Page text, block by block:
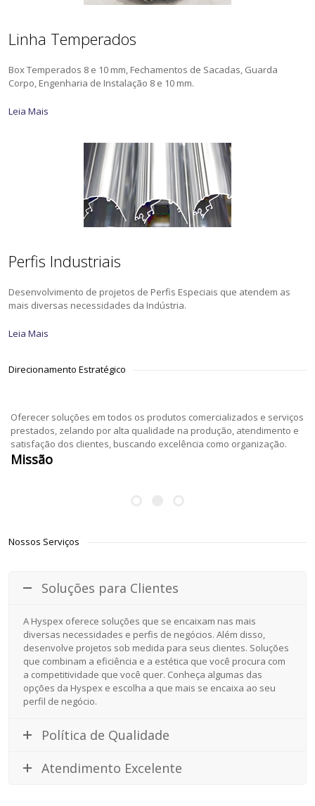
Linha Temperados
Box Temperados 8 e 10 mm, Fechamentos de Sacadas, Guarda
Corpo, Engenharia de Instalação 8 e 10 mm.
Leia Mais
Perfis Industriais
Desenvolvimento de projetos de Perfis Especiais que atendem as
mais diversas necessidades da Indústria.
Leia Mais
Direcionamento Estratégico
Oferecer soluções em todos os produtos comercializados e serviços
prestados, zelando por alta qualidade na produção, atendimento e
satisfação dos clientes, buscando excelência como organização.
Missão
Nossos Serviços
Soluções para Clientes
A Hyspex oferece soluções que se encaixam nas mais
diversas necessidades e perfis de negócios. Além disso,
desenvolve projetos sob medida para seus clientes. Soluções
que combinam a eficiência e a estética que você procura com
a competitividade que você quer. Conheça algumas das
opções da Hyspex e escolha a que mais se encaixa ao seu
perfil de negócio.
Política de Qualidade
Atendimento Excelente